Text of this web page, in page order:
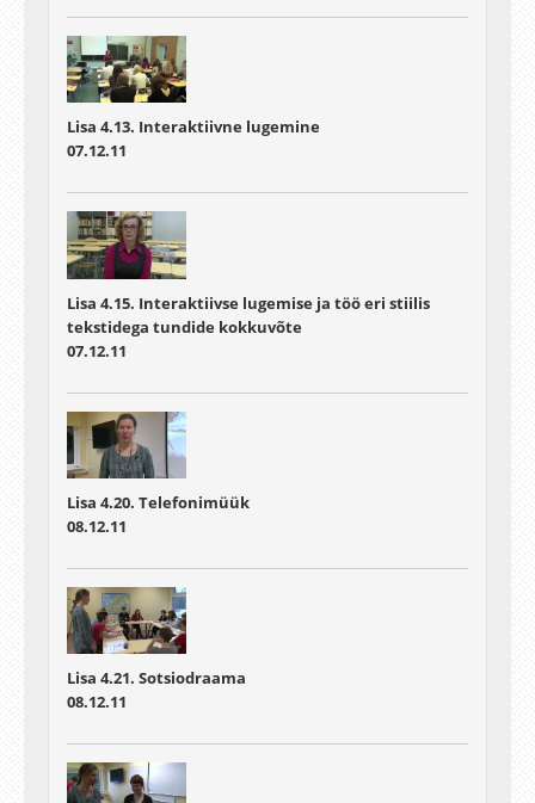
Lisa 4.13. Interaktiivne lugemine
07.12.11
Lisa 4.15. Interaktiivse lugemise ja töö eri stiilis
tekstidega tundide kokkuvõte
07.12.11
Lisa 4.20. Telefonimüük
08.12.11
Lisa 4.21. Sotsiodraama
08.12.11